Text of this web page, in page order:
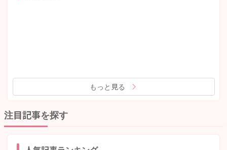
もっと見る
注目記事を探す